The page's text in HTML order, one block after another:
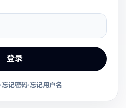
登录
·忘记密码·忘记用户名